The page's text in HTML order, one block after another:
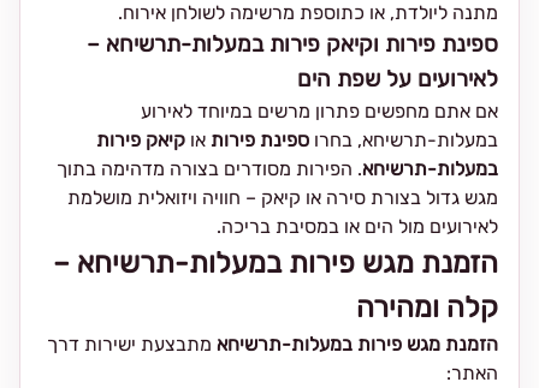
מתנה ליולדת, או כתוספת מרשימה לשולחן אירוח.
ספינת פירות וקיאק פירות במעלות-תרשיחא –
לאירועים על שפת הים
אם אתם מחפשים פתרון מרשים במיוחד לאירוע
במעלות-תרשיחא, בחרו ספינת פירות או קיאק פירות
במעלות-תרשיחא. הפירות מסודרים בצורה מדהימה בתוך
מגש גדול בצורת סירה או קיאק – חוויה ויזואלית מושלמת
לאירועים מול הים או במסיבת בריכה.
הזמנת מגש פירות במעלות-תרשיחא –
קלה ומהירה
הזמנת מגש פירות במעלות-תרשיחא מתבצעת ישירות דרך
האתר: